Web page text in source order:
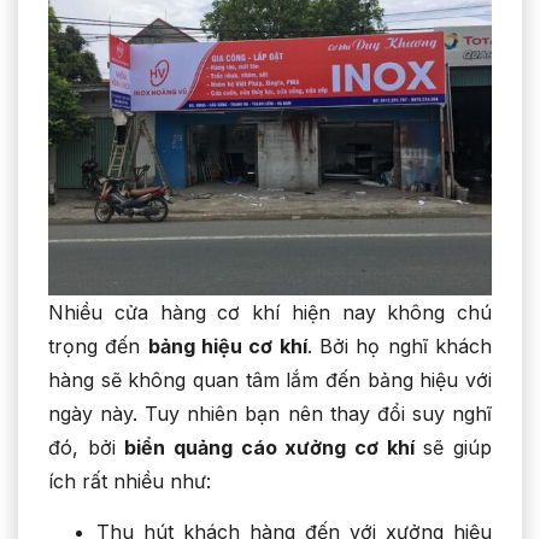
Nhiều cửa hàng cơ khí hiện nay không chú
trọng đến bảng hiệu cơ khí. Bởi họ nghĩ khách
hàng sẽ không quan tâm lắm đến bảng hiệu với
ngày này. Tuy nhiên bạn nên thay đổi suy nghĩ
đó, bởi biển quảng cáo xưởng cơ khísẽ giúp
ích rất nhiều như:
Thu hút khách hàng đến với xưởng hiệu